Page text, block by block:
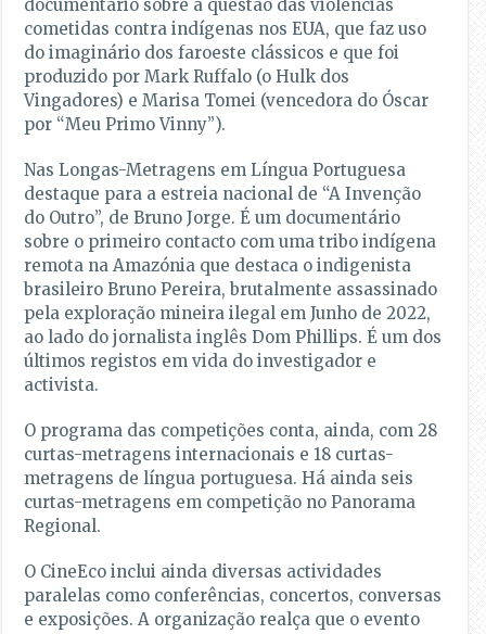
documentário sobre a questão das violências
cometidas contra indígenas nos EUA, que faz uso
do imaginário dos faroeste clássicos e que foi
produzido por Mark Ruffalo (o Hulk dos
Vingadores) e Marisa Tomei (vencedora do Óscar
por “Meu Primo Vinny”).
Nas Longas-Metragens em Língua Portuguesa
destaque para a estreia nacional de “A Invenção
do Outro”, de Bruno Jorge. É um documentário
sobre o primeiro contacto com uma tribo indígena
remota na Amazónia que destaca o indigenista
brasileiro Bruno Pereira, brutalmente assassinado
pela exploração mineira ilegal em Junho de 2022,
ao lado do jornalista inglês Dom Phillips. É um dos
últimos registos em vida do investigador e
activista.
O programa das competições conta, ainda, com 28
curtas-metragens internacionais e 18 curtas-
metragens de língua portuguesa. Há ainda seis
curtas-metragens em competição no Panorama
Regional.
O CineEco inclui ainda diversas actividades
paralelas como conferências, concertos, conversas
e exposições. A organização realça que o evento